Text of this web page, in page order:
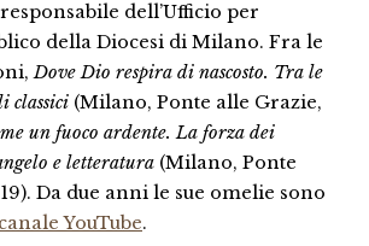
dell’Ufficio per
della Diocesi di Milano. Fra le
Dove Dio respira di nascosto. Tra le
classici (Milano, Ponte alle Grazie,
un fuoco ardente. La forza dei
e letteratura (Milano, Ponte
Da due anni le sue omelie sono
canale YouTube.